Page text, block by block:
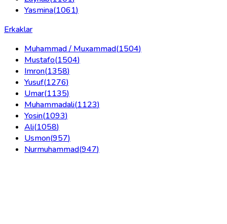
Yasmina(1061)
Erkaklar
Muhammad / Muxammad(1504)
Mustafo(1504)
Imron(1358)
Yusuf(1276)
Umar(1135)
Muhammadali(1123)
Yosin(1093)
Ali(1058)
Usmon(957)
Nurmuhammad(947)